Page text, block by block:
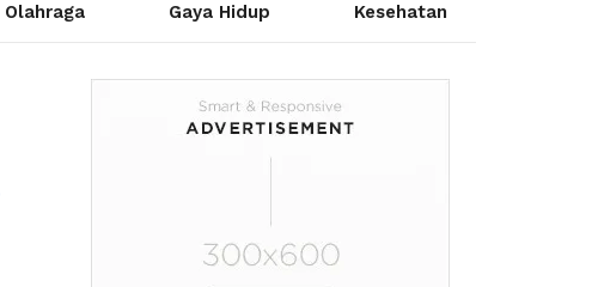
Olahraga Gaya Hidup Kesehatan